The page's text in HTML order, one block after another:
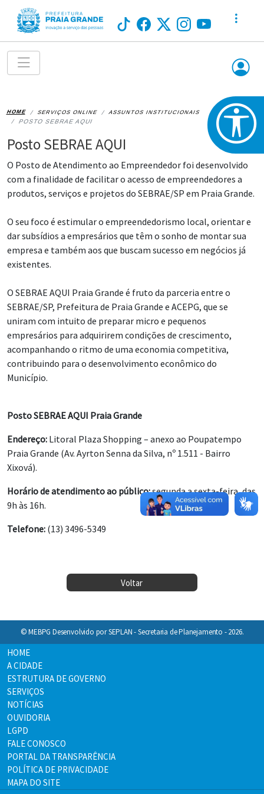
HOME SERVIÇOS ONLINE ASSUNTOS INSTITUCIONAIS
POSTO SEBRAE AQUI
Posto SEBRAE AQUI
O Posto de Atendimento ao Empreendedor foi desenvolvido
com a finalidade de facilitar o acesso de empreendedores a
produtos, serviços e projetos do SEBRAE/SP em Praia Grande.
O seu foco é estimular o empreendedorismo local, orientar e
dar subsídios a empresários que têm o sonho de montar sua
empresa e também aos que buscam sucesso em negócios já
existentes.
O SEBRAE AQUI Praia Grande é fruto da parceria entre o
SEBRAE/SP, Prefeitura de Praia Grande e ACEPG, que se
uniram com intuito de preparar micro e pequenos
empresários para adquirirem condições de crescimento,
acompanhando o ritmo de uma economia competitiva,
contribuindo para o desenvolvimento econômico do
Município.
Posto SEBRAE AQUI Praia Grande
Endereço: Litoral Plaza Shopping – anexo ao Poupatempo
Praia Grande (Av. Ayrton Senna da Silva, nº 1.511 - Bairro
Xixová).
Horário de atendimento ao público:segunda a sexta-feira, das
9h às 16h.
Telefone: (13) 3496-5349
Voltar
© MEBPG Desenvolvido por SEPLAN - Secretaria de Planejamento - 2026.
HOME
A CIDADE
ESTRUTURA DE GOVERNO
SERVIÇOS
NOTÍCIAS
OUVIDORIA
LGPD
FALE CONOSCO
PORTAL DA TRANSPARÊNCIA
POLÍTICA DE PRIVACIDADE
MAPA DO SITE